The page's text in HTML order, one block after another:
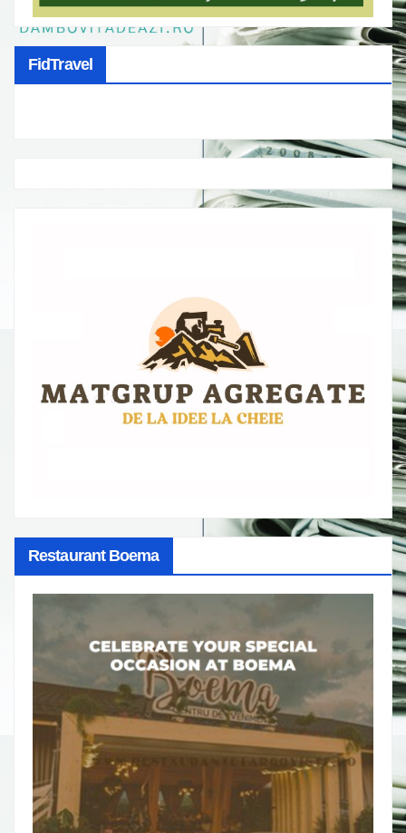
FidTravel
Restaurant Boema